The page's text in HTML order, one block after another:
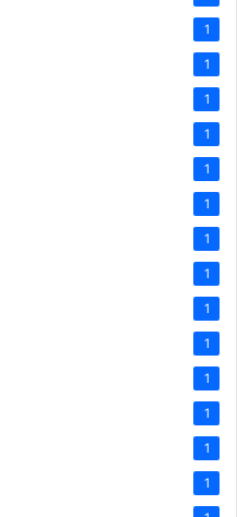
1
1
1
1
1
1
1
1
1
1
1
1
1
1